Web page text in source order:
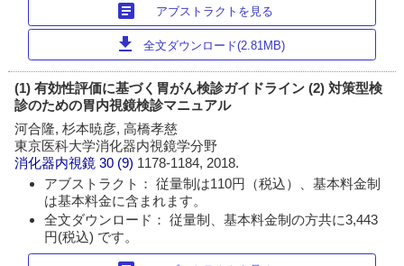
article アブストラクトを見る
download 全文ダウンロード(2.81MB)
(1) 有効性評価に基づく胃がん検診ガイドライン (2) 対策型検
診のための胃内視鏡検診マニュアル
河合隆, 杉本暁彦, 高橋孝慈
東京医科大学消化器内視鏡学分野
消化器内視鏡 30 (9) 1178-1184, 2018.
アブストラクト： 従量制は110円（税込）、基本料金制
は基本料金に含まれます。
全文ダウンロード： 従量制、基本料金制の方共に3,443
円(税込) です。